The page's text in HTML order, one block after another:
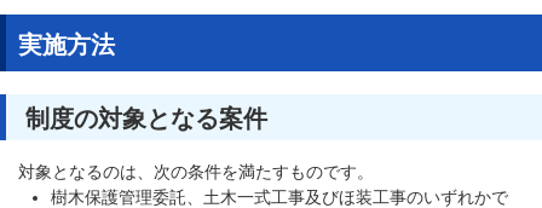
実施方法
制度の対象となる案件
対象となるのは、次の条件を満たすものです。
樹木保護管理委託、土木一式工事及びほ装工事のいずれかで